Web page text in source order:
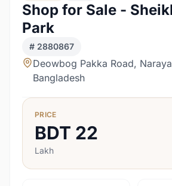
Shop for Sale -
Park
# 2880867
Deowbog Pakka Road,
Bangladesh
PRICE
BDT 22
Lakh